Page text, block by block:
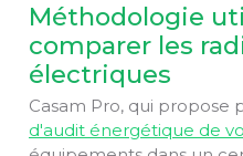
Méthodologie
comparer les
électriques
Casam Pro, qui propose
d'audit énergétique de